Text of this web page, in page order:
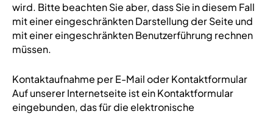
wird. Bitte beachten Sie aber, dass Sie in diesem Fall
mit einer eingeschränkten Darstellung der Seite und
mit einer eingeschränkten Benutzerführung rechnen
müssen.
Kontaktaufnahme per E-Mail oder Kontaktformular
Auf unserer Internetseite ist ein Kontaktformular
eingebunden, das für die elektronische